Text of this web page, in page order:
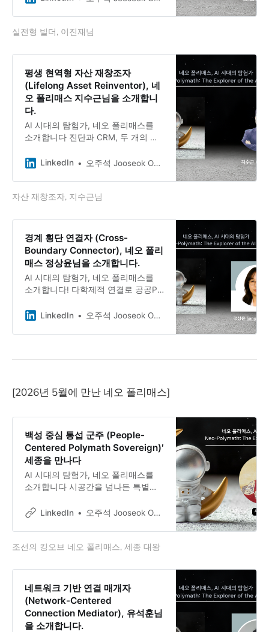
Pigment의 프로덕트 디자이너로 일
하고 있는 Jinjae Lee 이진재님. 광고
션 디자이너, 자동차 회사 연구원을
거쳐 지금에 이르기까지, 그는 직무는
바뀌었어도 ”문제를 찾고 해결책을 만
드는 일”이라는 본질은 한 번도 놓지
않았습니다.
실전형 빌더, 이진재님
평생 현역형 자산 재창조자
(Lifelong Asset Reinventor), 네
오 폴리매스 지수근님을 소개합니
다.
AI 시대의 탐험가, 네오 폴리매스를
소개합니다 진단과 CRM, 두 개의 사
근님과의 대화 25년간 전직지원(아웃
적성·경력 진단 사업 ‘프레디저‘와
습니다. 11년간 키운 법인을 매각한
뒤, 더 큰 기회를 보며 두 사업의 연결
을 모색하는 그의 이야기를 들어봤습
니다.
LinkedIn 오주석 Jooseok Oh, DBA, Ph.D.
자산 재창조자, 지수근님
경계 횡단 연결자 (Cross-
Boundary Connector), 네오 폴리
매스 정상윤님을 소개합니다.
AI 시대의 탐험가, 네오 폴리매스를
소개합니다! 다학제적 연결로 공공PR
Sangyun Jung Ph.D.
LinkedIn 오주석 Jooseok Oh, DBA, Ph.D.
[2026년 5월에 만난 네오 폴리매스]
백성 중심 통섭 군주 (People-
Centered Polymath Sovereign)′
세종을 만나다
AI 시대의 탐험가, 네오 폴리매스를
소개합니다 시공간을 넘나든 특별한
대왕과의 가상 인터뷰 ”백성이 나라의
안하다(民惟邦本 本固邦寧)” — 한글
창제, 천문 관측, 음악 정비, 농서 편
주가 어떻게 이토록 넓은 영역을 통섭
할 수 있었을까요.
LinkedIn 오주석 Jooseok Oh, DBA, Ph.D.
조선의 킹오브 네오 폴리매스, 세종 대왕
네트워크 기반 연결 매개자
(Network-Centered
Connection Mediator), 유석훈님
을 소개합니다.